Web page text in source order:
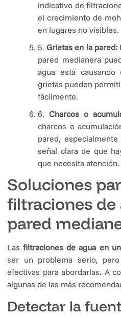
indicativo de
el crecimiento de
en lugares no visibles.
5. Grietas en la pared:
pared medianera
agua está causando
grietas pueden
fácilmente.
6. Charcos o
charcos o
pared,
señal clara de que
que necesita atención.
Soluciones
filtraciones de
pared
Lasfiltraciones de agua en
ser un problema serio,
efectivas para abordarlas. A
algunas de las más
Detectar la